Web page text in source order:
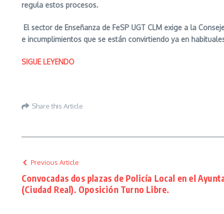
regula estos procesos.
El sector de Enseñanza de FeSP UGT CLM exige a la
e incumplimientos que se están convirtiendo ya en
SIGUE LEYENDO
Share this Article
Previous Article
Convocadas dos plazas de Policía Local en el
(Ciudad Real). Oposición Turno Libre.